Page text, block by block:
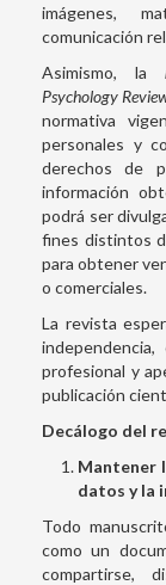
imágenes,
comunicación
Asimismo, la
Psychology
normativa
personales y
derechos de
información
podrá ser
fines distintos
para obtener
o comerciales.
La revista
profesional y
publicación
Decálogo del
Mantener
datos y la
Todo
como un
compartirse,